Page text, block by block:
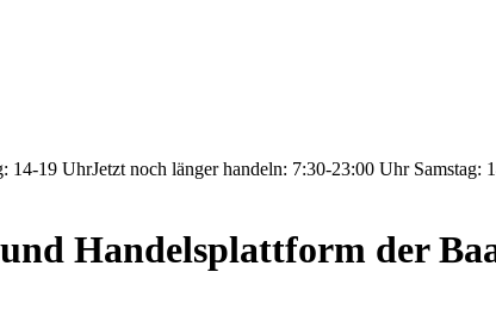
14-19 UhrJetzt noch länger handeln: 7:30-23:00 Uhr
Handelsplattform der